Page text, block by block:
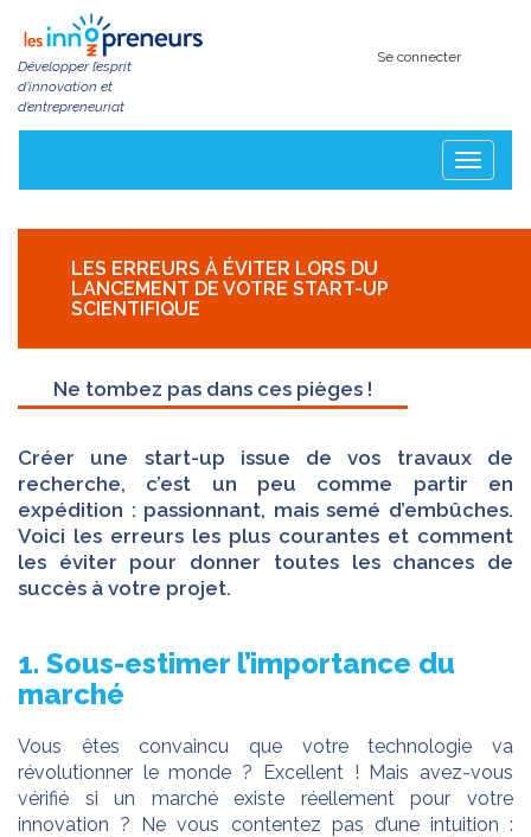
contenu
principal
Développer l’esprit
d’innovation et
d’entrepreneuriat
Se connecter
Toggle
navigation
LES ERREURS À ÉVITER LORS DU
LANCEMENT DE VOTRE START-UP
SCIENTIFIQUE
Ne tombez pas dans ces pièges !
Créer une start-up issue de vos travaux de
recherche, c’est un peu comme partir en
expédition : passionnant, mais semé d’embûches.
Voici les erreurs les plus courantes et comment
les éviter pour donner toutes les chances de
succès à votre projet.
1. Sous-estimer l’importance du
marché
Vous êtes convaincu que votre technologie va
révolutionner le monde ? Excellent ! Mais avez-vous
vérifié si un marché existe réellement pour votre
innovation ? Ne vous contentez pas d’une intuition :